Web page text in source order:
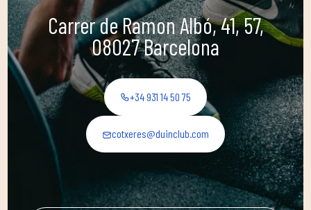
Carrer de Ramon Albó, 41, 57,
08027 Barcelona
+34 931 14 50 75
cotxeres@duinclub.com